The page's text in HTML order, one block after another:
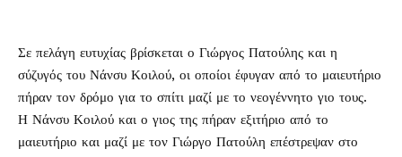
Σε πελάγη ευτυχίας βρίσκεται ο Γιώργος Πατούλης και η
σύζυγός του Νάνσυ Κοιλού, οι οποίοι έφυγαν από το μαιευτήριο
πήραν τον δρόμο για το σπίτι μαζί με το νεογέννητο γιο τους.
Η Νάνσυ Κοιλού και ο γιος της πήραν εξιτήριο από το
μαιευτήριο και μαζί με τον Γιώργο Πατούλη επέστρεψαν στο